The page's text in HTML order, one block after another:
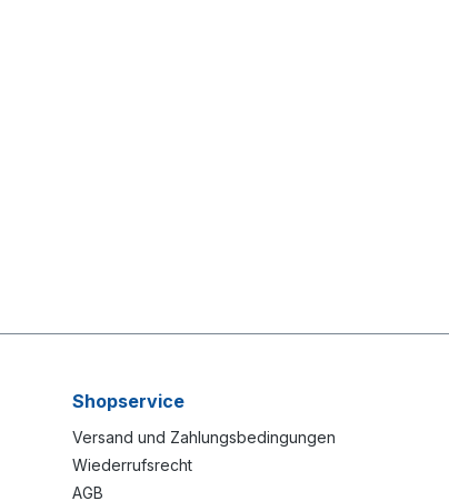
Shopservice
Versand und Zahlungsbedingungen
Wiederrufsrecht
AGB